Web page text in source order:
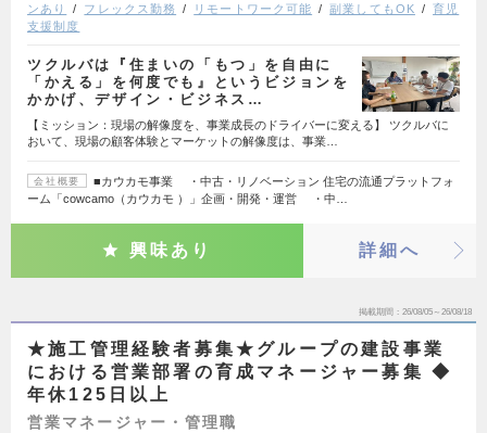
ンあり
フレックス勤務 リモートワーク可能 副業してもOK
育児
支援制度
ツクルバは『住まいの「もつ」を自由に
「かえる」を何度でも』というビジョンを
かかげ、デザイン・ビジネス…
【ミッション：現場の解像度を、事業成長のドライバーに変える】 ツクルバに
おいて、現場の顧客体験とマーケットの解像度は、事業…
会社概要
■カウカモ事業 ・中古・リノベーション 住宅の流通プラットフォ
ーム「cowcamo（カウカモ ）」企画・開発・運営 ・中…
興味あり 詳細へ
掲載期間 26/08/05～26/08/18
★施工管理経験者募集★グループの建設事業
における営業部署の育成マネージャー募集 ◆
年休125日以上
営業マネージャー・管理職